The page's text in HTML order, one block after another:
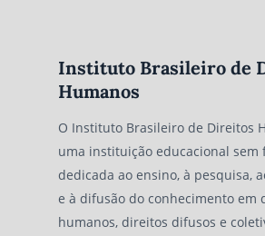
Instituto Brasileiro de
Humanos
O Instituto Brasileiro de Direitos
uma instituição educacional sem
dedicada ao ensino, à pesquisa,
e à difusão do conhecimento em
humanos, direitos difusos e